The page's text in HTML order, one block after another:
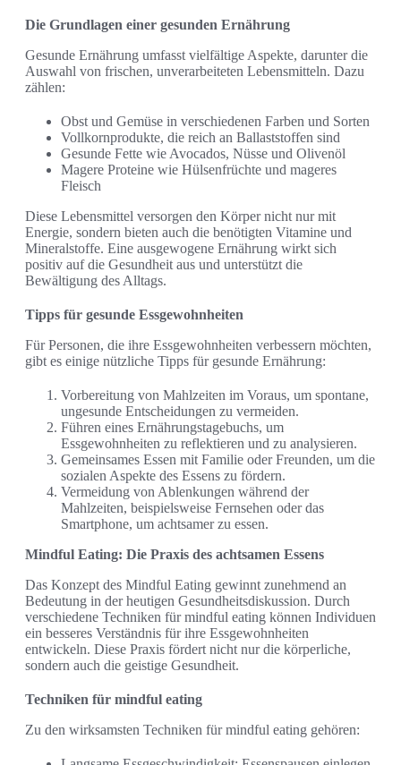
Die Grundlagen einer gesunden Ernährung
Gesunde Ernährung umfasst vielfältige Aspekte, darunter die
Auswahl von frischen, unverarbeiteten Lebensmitteln. Dazu
zählen:
Obst und Gemüse in verschiedenen Farben und Sorten
Vollkornprodukte, die reich an Ballaststoffen sind
Gesunde Fette wie Avocados, Nüsse und Olivenöl
Magere Proteine wie Hülsenfrüchte und mageres
Fleisch
Diese Lebensmittel versorgen den Körper nicht nur mit
Energie, sondern bieten auch die benötigten Vitamine und
Mineralstoffe. Eine ausgewogene Ernährung wirkt sich
positiv auf die Gesundheit aus und unterstützt die
Bewältigung des Alltags.
Tipps für gesunde Essgewohnheiten
Für Personen, die ihre Essgewohnheiten verbessern möchten,
gibt es einige nützliche Tipps für gesunde Ernährung:
Vorbereitung von Mahlzeiten im Voraus, um spontane,
ungesunde Entscheidungen zu vermeiden.
Führen eines Ernährungstagebuchs, um
Essgewohnheiten zu reflektieren und zu analysieren.
Gemeinsames Essen mit Familie oder Freunden, um die
sozialen Aspekte des Essens zu fördern.
Vermeidung von Ablenkungen während der
Mahlzeiten, beispielsweise Fernsehen oder das
Smartphone, um achtsamer zu essen.
Mindful Eating: Die Praxis des achtsamen Essens
Das Konzept des Mindful Eating gewinnt zunehmend an
Bedeutung in der heutigen Gesundheitsdiskussion. Durch
verschiedene Techniken für mindful eating können Individuen
ein besseres Verständnis für ihre Essgewohnheiten
entwickeln. Diese Praxis fördert nicht nur die körperliche,
sondern auch die geistige Gesundheit.
Techniken für mindful eating
Zu den wirksamsten Techniken für mindful eating gehören: